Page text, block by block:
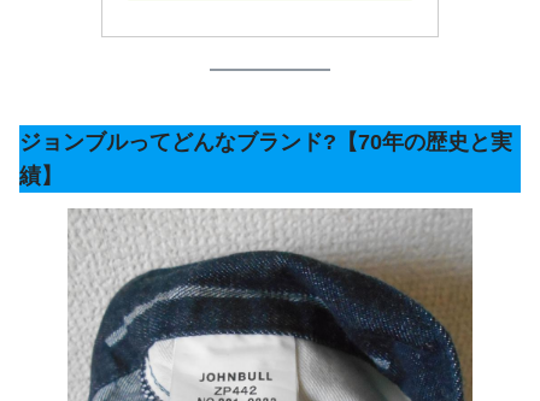
ジョンブルってどんなブランド?【70年の歴史と実
績】